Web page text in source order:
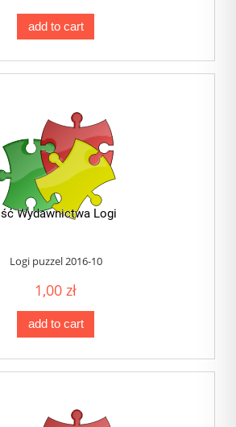
add to cart
Logi puzzel 2016-10
1,00 zł
add to cart